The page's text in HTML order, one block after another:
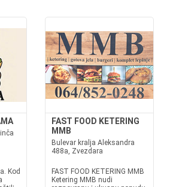
Kod
FAST FOOD KETERING
MMB
Bulevar kralja Aleksandra
488a, Zvezdara
FAST FOOD KETERING MMB
Ketering MMB nudi